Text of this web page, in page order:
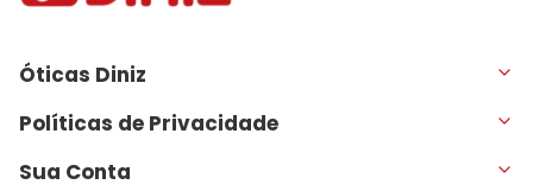
Óticas Diniz
Políticas de Privacidade
Sua Conta